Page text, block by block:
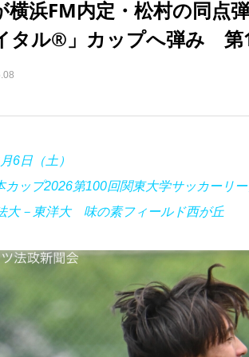
横浜FM内定・松村の同
タル®」カップへ弾み 第
6日（土）
カップ2026第100回関東大学サッカーリ
大－東洋大 味の素フィールド西が丘